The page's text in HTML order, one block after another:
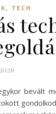
, TECH
bevált